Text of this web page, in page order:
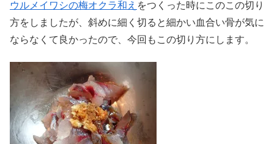
ウルメイワシの梅オクラ和え をつくった時にこのこの切り
方をしましたが、斜めに細く切ると細かい血合い骨が気に
ならなくて良かったので、今回もこの切り方にします。